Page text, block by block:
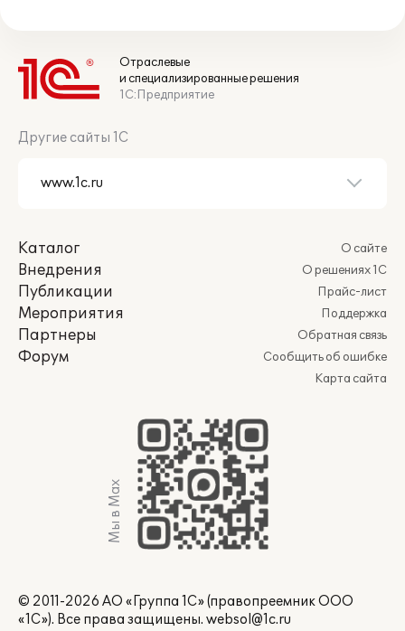
Отраслевые
и специализированные решения
1С:Предприятие
Другие сайты 1С
Каталог
Внедрения
Публикации
Мероприятия
Партнеры
Форум
О сайте
О решениях 1С
Прайс-лист
Поддержка
Обратная связь
Сообщить об ошибке
Карта сайта
Мы в Max
© 2011-2026 АО «Группа 1С» (правопреемник ООО
«1С»). Все права защищены. websol@1c.ru